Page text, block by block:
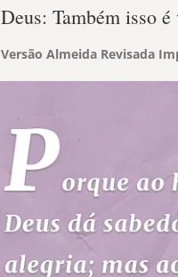
Deus: Também isso
Versão Almeida Revisada